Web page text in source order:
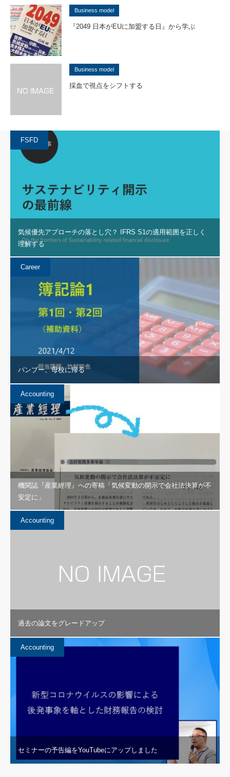
Business model
『2049 日本がEUに加盟する日』から学ぶ
Business model
採血で視点をシフトする
FSFD
気候優先アプローチの落とし穴？ IFRS S1の適用範囲を正しく
理解する
Career
バンブー、母校に帰る
Accounting
機関誌『産業經理』への寄稿「気候変動の開示で会社法決算が不
安定に」
Accounting
過去の論文をグレードアップ
Accounting
セミナーの予告編をYouTubeにアップしました